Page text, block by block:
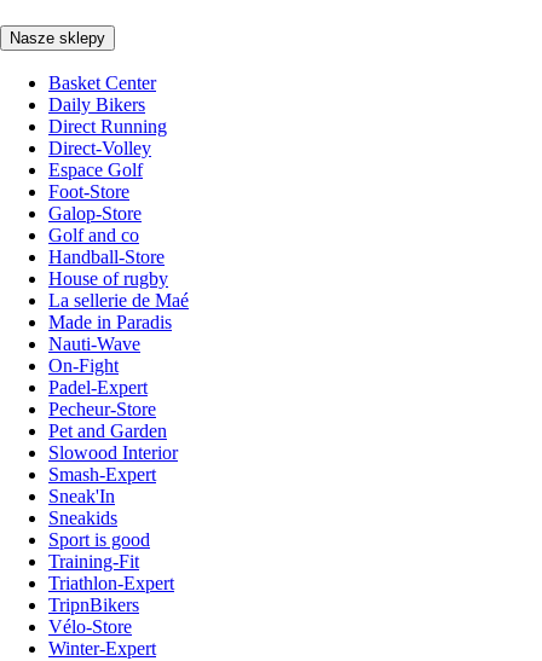
Nasze sklepy
Basket Center
Daily Bikers
Direct Running
Direct-Volley
Espace Golf
Foot-Store
Galop-Store
Golf and co
Handball-Store
House of rugby
La sellerie de Maé
Made in Paradis
Nauti-Wave
On-Fight
Padel-Expert
Pecheur-Store
Pet and Garden
Slowood Interior
Smash-Expert
Sneak'In
Sneakids
Sport is good
Training-Fit
Triathlon-Expert
TripnBikers
Vélo-Store
Winter-Expert